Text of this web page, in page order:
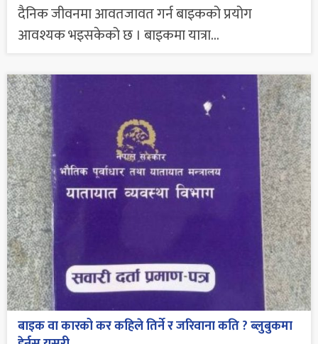
दैनिक जीवनमा आवतजावत गर्न बाइकको प्रयोग
आवश्यक भइसकेको छ । बाइकमा यात्रा...
बाइक वा कारको कर कहिले तिर्ने र जरिवाना कति ? ब्लुबुकमा